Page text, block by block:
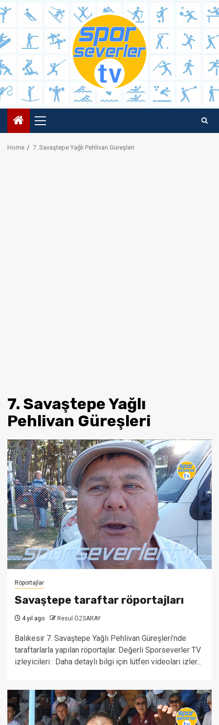
Skip
to
Primary
Menu
Home 7. Savaştepe Yağlı Pehlivan Güreşleri
7. Savaştepe Yağlı
Pehlivan Güreşleri
Röportajlar
Savaştepe taraftar röportajları
4 yıl ago Resul ÖZSARAY
Balıkesir 7. Savaştepe Yağlı Pehlivan Güreşleri’nde
taraftarlarla yapılan röportajlar. Değerli Sporseverler TV
izleyicileri : Daha detaylı bilgi için lütfen videoları izler...